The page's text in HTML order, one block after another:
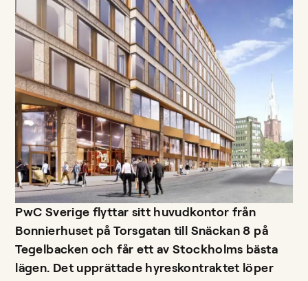
PwC Sverige flyttar sitt huvudkontor från
Bonnierhuset på Torsgatan till Snäckan 8 på
Tegelbacken och får ett av Stockholms bästa
lägen. Det upprättade hyreskontraktet löper